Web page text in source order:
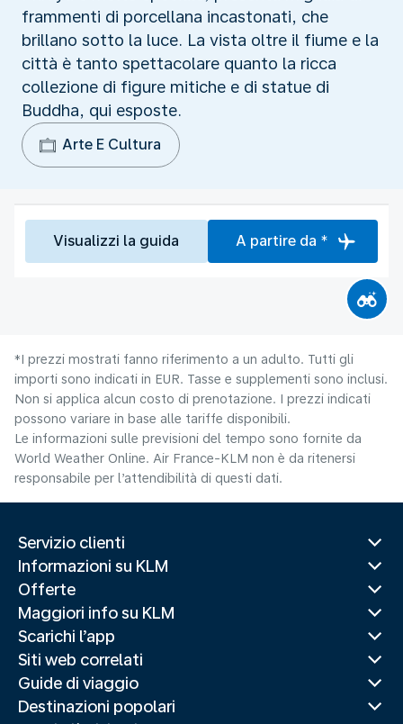
frammenti di porcellana incastonati, che
brillano sotto la luce. La vista oltre il fiume e la
città è tanto spettacolare quanto la ricca
collezione di figure mitiche e di statue di
Buddha, qui esposte.
Arte E Cultura
Visualizzi la guida A partire da *
*I prezzi mostrati fanno riferimento a un adulto. Tutti gli
importi sono indicati in EUR. Tasse e supplementi sono inclusi.
Non si applica alcun costo di prenotazione. I prezzi indicati
possono variare in base alle tariffe disponibili.
Le informazioni sulle previsioni del tempo sono fornite da
World Weather Online. Air France-KLM non è da ritenersi
responsabile per l’attendibilità di questi dati.
Servizio clienti
Informazioni su KLM
Offerte
Maggiori info su KLM
Scarichi l’app
Siti web correlati
Guide di viaggio
Destinazioni popolari